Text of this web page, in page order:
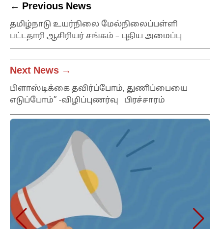
← Previous News
தமிழ்நாடு உயர்நிலை மேல்நிலைப்பள்ளி
பட்டதாரி ஆசிரியர் சங்கம் – புதிய அமைப்பு
Next News →
பிளாஸ்டிக்கை தவிர்ப்போம், துணிப்பையை
எடுப்போம்” -விழிப்புணர்வு பிரச்சாரம்